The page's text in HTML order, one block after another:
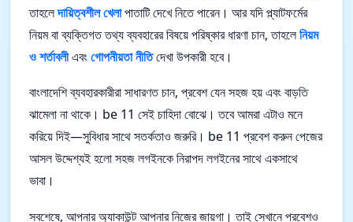
তাহলেদায়িত্বশীল খেলাপাতাটি দেখে নিতে পারেন। আর যদি প্ল্যাটফর্মের
নিয়ম বা ব্যক্তিগত তথ্য ব্যবহারের বিষয়ে পরিষ্কার ধারণা চান, তাহলেনিয়ম
ও শর্তাবলীএবংগোপনীয়তা নীতিদেখা উপকারী হবে।
বাংলাদেশি ব্যবহারকারীরা সাধারণত চান, প্রবেশ যেন সহজ হয় এবং বাড়তি
ঝামেলা না থাকে। be 11 সেই চাহিদা বোঝে। তবে আমরা এটাও মনে
করিয়ে দিই—সুবিধার সাথে সতর্কতাও জরুরি। be 11 প্রবেশ করুন পেজের
আসল উদ্দেশ্যই হলো সহজ লগইনকে নিরাপদ লগইনের সাথে একসাথে
ভাবা।
সবশেষে, আপনার অ্যাকাউন্ট আপনার নিজের জায়গা। তাই সেখানে প্রবেশও